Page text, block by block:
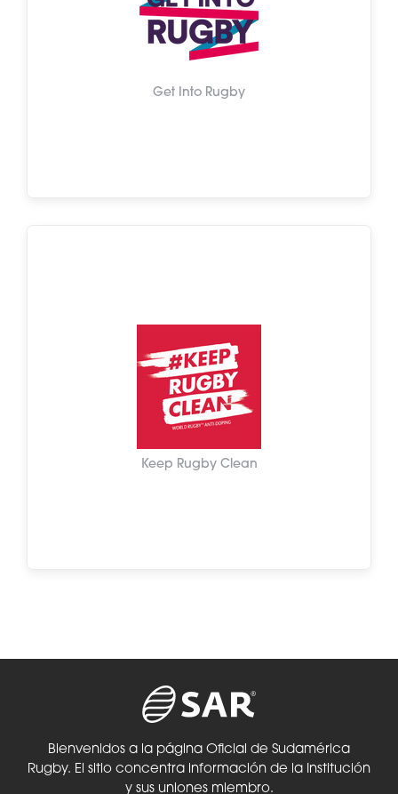
Get Into Rugby
Keep Rugby Clean
Bienvenidos a la página Oficial de Sudamérica
Rugby. El sitio concentra información de la Institución
y sus uniones miembro.